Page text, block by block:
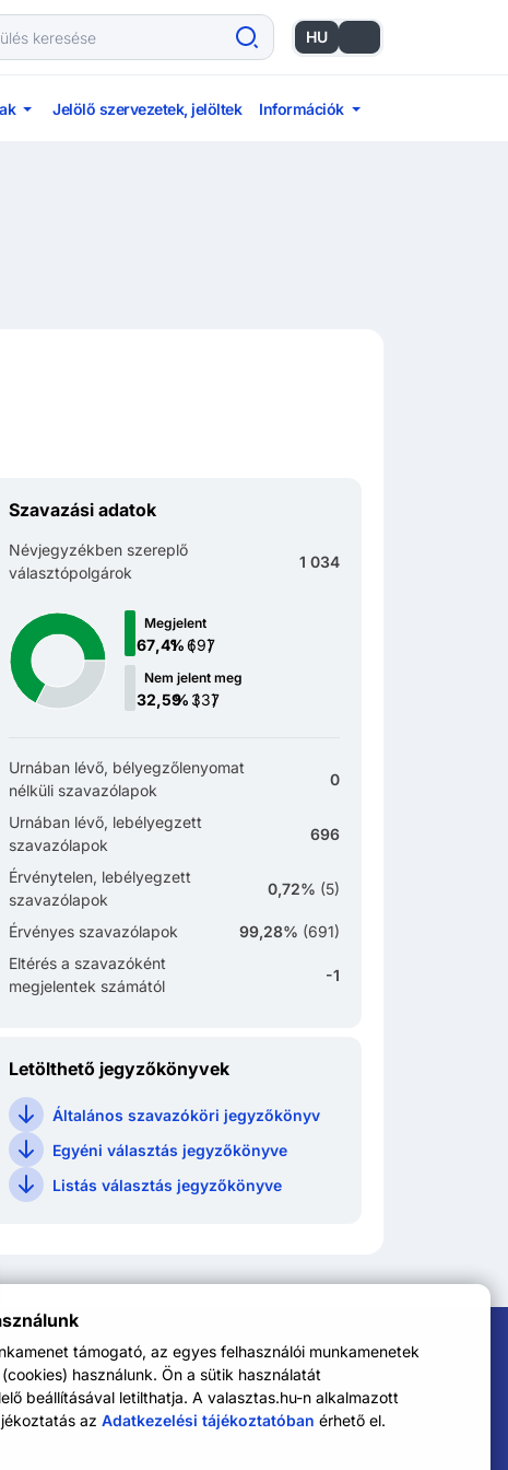
támogató, az egyes felhasználói munkamenetek
használunk. Ön a sütik használatát
beállításával letilthatja. A valasztas.hu-n alkalmazott
az Adatkezelési tájékoztatóban érhető el.
HU
Jelölő szervezetek, jelöltek Információk
Szavazási adatok
Névjegyzékben szereplő
választópolgárok
1 034
Megjelent
( )
Nem jelent meg
( )
Urnában lévő, bélyegzőlenyomat
nélküli szavazólapok
0
Urnában lévő, lebélyegzett
szavazólapok
696
Érvénytelen, lebélyegzett
szavazólapok
0,72% (5)
Érvényes szavazólapok 99,28% (691)
Eltérés a szavazóként
megjelentek számától
-1
Letölthető jegyzőkönyvek
Általános szavazóköri jegyzőkönyv
Egyéni választás jegyzőkönyve
Listás választás jegyzőkönyve